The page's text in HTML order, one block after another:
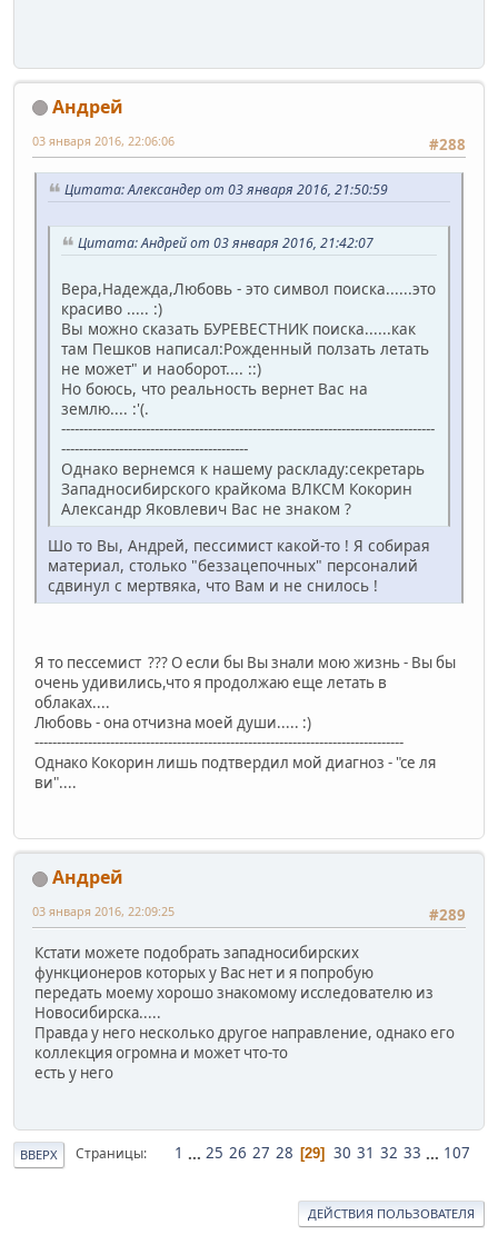
Андрей
#288
03 января 2016, 22:06:06
Цитата: Александер от 03 января 2016, 21:50:59
Цитата: Андрей от 03 января 2016, 21:42:07
Вера,Надежда,Любовь - это символ поиска......это
красиво ..... :)
Вы можно сказать БУРЕВЕСТНИК поиска......как
там Пешков написал:Рожденный ползать летать
не может" и наоборот.... ::)
Но боюсь, что реальность вернет Вас на
землю.... :'(.
------------------------------------------------------------------------------------
------------------------------------------
Однако вернемся к нашему раскладу:секретарь
Западносибирского крайкома ВЛКСМ Кокорин
Александр Яковлевич Вас не знаком ?
Шо то Вы, Андрей, пессимист какой-то ! Я собирая
материал, столько "беззацепочных" персоналий
сдвинул с мертвяка, что Вам и не снилось !
Я то пессемист ??? О если бы Вы знали мою жизнь - Вы бы
очень удивились,что я продолжаю еще летать в
облаках....
Любовь - она отчизна моей души..... :)
-----------------------------------------------------------------------------------
Однако Кокорин лишь подтвердил мой диагноз - "се ля
ви"....
Андрей
#289
03 января 2016, 22:09:25
Кстати можете подобрать западносибирских
функционеров которых у Вас нет и я попробую
передать моему хорошо знакомому исследователю из
Новосибирска.....
Правда у него несколько другое направление, однако его
коллекция огромна и может что-то
есть у него
ВВЕРХ Страницы 1 ... 25 26 27 28 29 30 31 32 33 ... 107
ДЕЙСТВИЯ ПОЛЬЗОВАТЕЛЯ